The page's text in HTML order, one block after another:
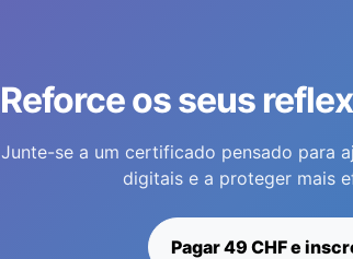
Reforce os seus
Junte-se a um certificado pensado para
digitais e a proteger mais
Pagar 49 CHF e